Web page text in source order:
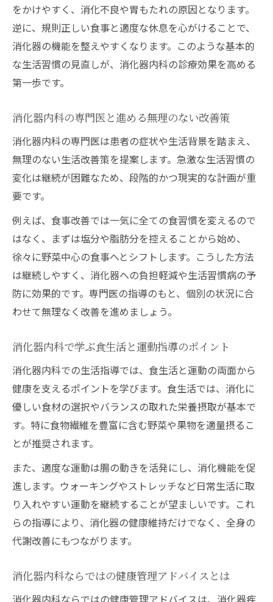
をかけやすく、消化不良や胃もたれの原因となります。
逆に、規則正しい食事と適度な休息を心がけることで、
消化器の機能を整えやすくなります。このような基本的
な生活習慣の見直しが、消化器内科の診療効果を高める
第一歩です。
消化器内科の専門医と進める無理のない改善策
消化器内科の専門医は患者の症状や生活背景を踏まえ、
無理のない生活改善策を提案します。急激な生活習慣の
変化は継続が困難なため、段階的かつ現実的な計画が重
要です。
例えば、食事改善では一気に全ての食習慣を変えるので
はなく、まずは塩分や脂肪分を控えることから始め、
徐々に野菜中心の食事へとシフトします。こうした方法
は継続しやすく、消化器への負担軽減や生活習慣病の予
防に効果的です。専門医の指導のもと、個別の状況に合
わせて無理なく改善を進めましょう。
消化器内科で学ぶ食生活と運動指導のポイント
消化器内科での生活指導では、食生活と運動の両面から
健康を支えるポイントを学びます。食生活では、消化に
優しい食材の選択やバランスの取れた栄養摂取が基本で
す。特に食物繊維を豊富に含む野菜や果物を適量摂るこ
とが推奨されます。
また、適度な運動は腸の動きを活発にし、消化機能を促
進します。ウォーキングやストレッチなど日常生活に取
り入れやすい運動を継続することが望ましいです。これ
らの指導により、消化器の健康維持だけでなく、全身の
代謝改善にもつながります。
消化器内科ならではの健康管理アドバイスとは
消化器内科ならではの健康管理アドバイスは、消化器疾